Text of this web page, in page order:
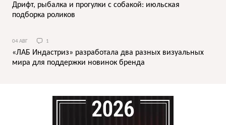
Дрифт, рыбалка и прогулки с собакой: июльская
подборка роликов
04 АВГ 1
«ЛАБ Индастриз» разработала два разных визуальных
мира для поддержки новинок бренда